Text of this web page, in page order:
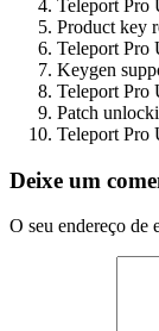
Teleport Pro
Product key
Teleport Pro
Keygen
Teleport Pro
Patch
Teleport Pro
Deixe um
O seu endereço de